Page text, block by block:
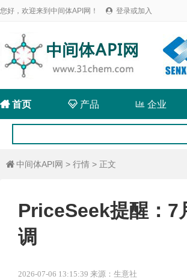
您好，欢迎来到中间体API网！  登录或加入
首页 产品  企业
 中间体API网 > 行情 > 正文
PriceSeek提醒：7
调
2026-07-06 13:15:39 来源：生意社